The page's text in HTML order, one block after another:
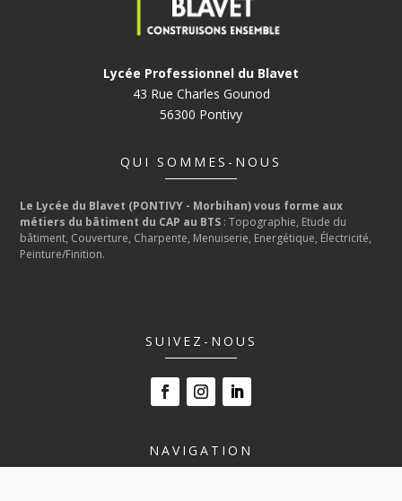
Lycée Professionnel du Blavet
43 Rue Charles Gounod
56300 Pontivy
QUI SOMMES-NOUS
Le Lycée du Blavet (PONTIVY - Morbihan) vous forme aux
métiers du bâtiment du CAP au BTS : Topographie, Etude du
bâtiment, Couverture, Charpente, Menuiserie, Energétique, Électricité,
Peinture/Finition.
SUIVEZ-NOUS
NAVIGATION